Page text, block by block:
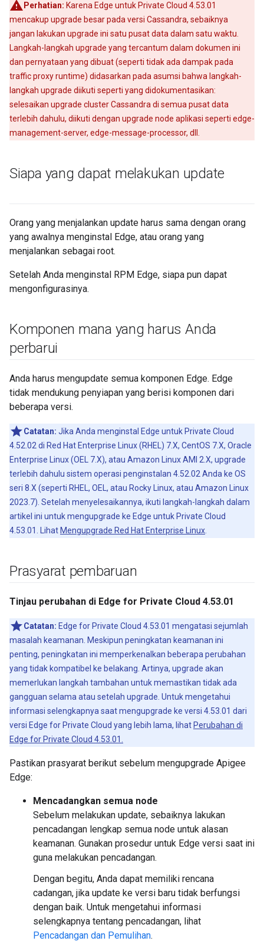
Perhatian: Karena Edge untuk Private Cloud 4.53.01
mencakup upgrade besar pada versi Cassandra, sebaiknya
jangan lakukan upgrade ini satu pusat data dalam satu waktu.
Langkah-langkah upgrade yang tercantum dalam dokumen ini
dan pernyataan yang dibuat (seperti tidak ada dampak pada
traffic proxy runtime) didasarkan pada asumsi bahwa langkah-
langkah upgrade diikuti seperti yang didokumentasikan:
selesaikan upgrade cluster Cassandra di semua pusat data
terlebih dahulu, diikuti dengan upgrade node aplikasi seperti edge-
management-server, edge-message-processor, dll.
Siapa yang dapat melakukan update
Orang yang menjalankan update harus sama dengan orang
yang awalnya menginstal Edge, atau orang yang
menjalankan sebagai root.
Setelah Anda menginstal RPM Edge, siapa pun dapat
mengonfigurasinya.
Komponen mana yang harus Anda
perbarui
Anda harus mengupdate semua komponen Edge. Edge
tidak mendukung penyiapan yang berisi komponen dari
beberapa versi.
Catatan: Jika Anda menginstal Edge untuk Private Cloud
4.52.02 di Red Hat Enterprise Linux (RHEL) 7.X, CentOS 7.X, Oracle
Enterprise Linux (OEL 7.X), atau Amazon Linux AMI 2.X, upgrade
terlebih dahulu sistem operasi penginstalan 4.52.02 Anda ke OS
seri 8.X (seperti RHEL, OEL, atau Rocky Linux, atau Amazon Linux
2023.7). Setelah menyelesaikannya, ikuti langkah-langkah dalam
artikel ini untuk mengupgrade ke Edge untuk Private Cloud
4.53.01. Lihat Mengupgrade Red Hat Enterprise Linux
Prasyarat pembaruan
Tinjau perubahan di Edge for Private Cloud 4.53.01
Catatan: Edge for Private Cloud 4.53.01 mengatasi sejumlah
masalah keamanan. Meskipun peningkatan keamanan ini
penting, peningkatan ini memperkenalkan beberapa perubahan
yang tidak kompatibel ke belakang. Artinya, upgrade akan
memerlukan langkah tambahan untuk memastikan tidak ada
gangguan selama atau setelah upgrade. Untuk mengetahui
informasi selengkapnya saat mengupgrade ke versi 4.53.01 dari
versi Edge for Private Cloud yang lebih lama, lihat Perubahan di
Edge for Private Cloud 4.53.01.
Pastikan prasyarat berikut sebelum mengupgrade Apigee
Edge:
Mencadangkan semua node
Sebelum melakukan update, sebaiknya lakukan
pencadangan lengkap semua node untuk alasan
keamanan. Gunakan prosedur untuk Edge versi saat ini
guna melakukan pencadangan.
Dengan begitu, Anda dapat memiliki rencana
cadangan, jika update ke versi baru tidak berfungsi
dengan baik. Untuk mengetahui informasi
selengkapnya tentang pencadangan, lihat
Pencadangan dan Pemulihan.